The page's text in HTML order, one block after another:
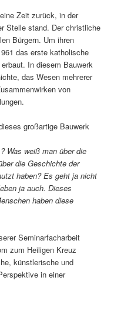
Zeit zurück, in der
Stelle stand. Der christliche
Bürgern. Um ihren
das erste katholische
In diesem Bauwerk
das Wesen mehrerer
von
großartige Bauwerk
Was weiß man über die
die Geschichte der
haben? Es geht ja nicht
ja auch. Dieses
haben diese
Seminarfacharbeit
zum Heiligen Kreuz
künstlerische und
in einer